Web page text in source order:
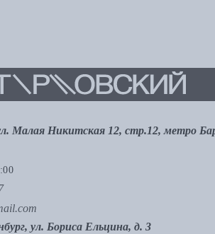
Малая Никитская 12, стр.12, метро
ул. Бориса Ельцина, д. 3